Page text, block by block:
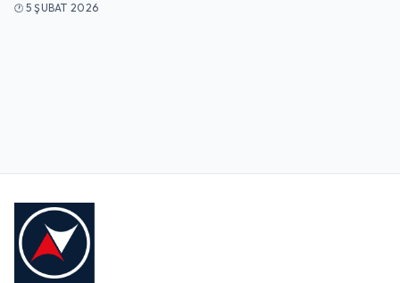
5 ŞUBAT 2026
Şifre